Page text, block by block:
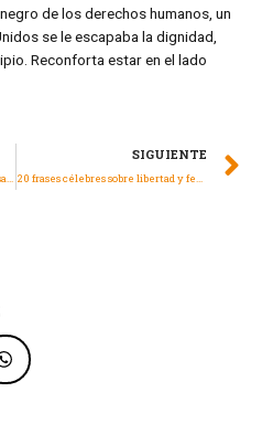
de los derechos humanos, un
se le escapaba la dignidad,
Reconforta estar en el lado
Victorias en nuestros derechos a la salud y a la protección social en 2020
SIGUIENTE
20 frases célebres sobre libertad y feminismo